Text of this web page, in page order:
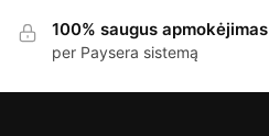
100% saugus apmokėjimas
per Paysera sistemą